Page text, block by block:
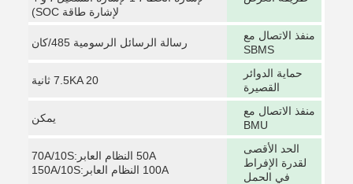
لإشارة طاقة SOC)
منفذ الاتصال مع
SBMS
رسالة الرسائل الرسومية 485/كان
حماية الدوائر
القصيرة
7.5KA 20 ثانية
منفذ الاتصال مع
BMU
يمكن
الحد الأقصى
لقدرة الإفراط
في الحمل
50A النظام العابر:70A/10S
100A النظام العابر:150A/10S